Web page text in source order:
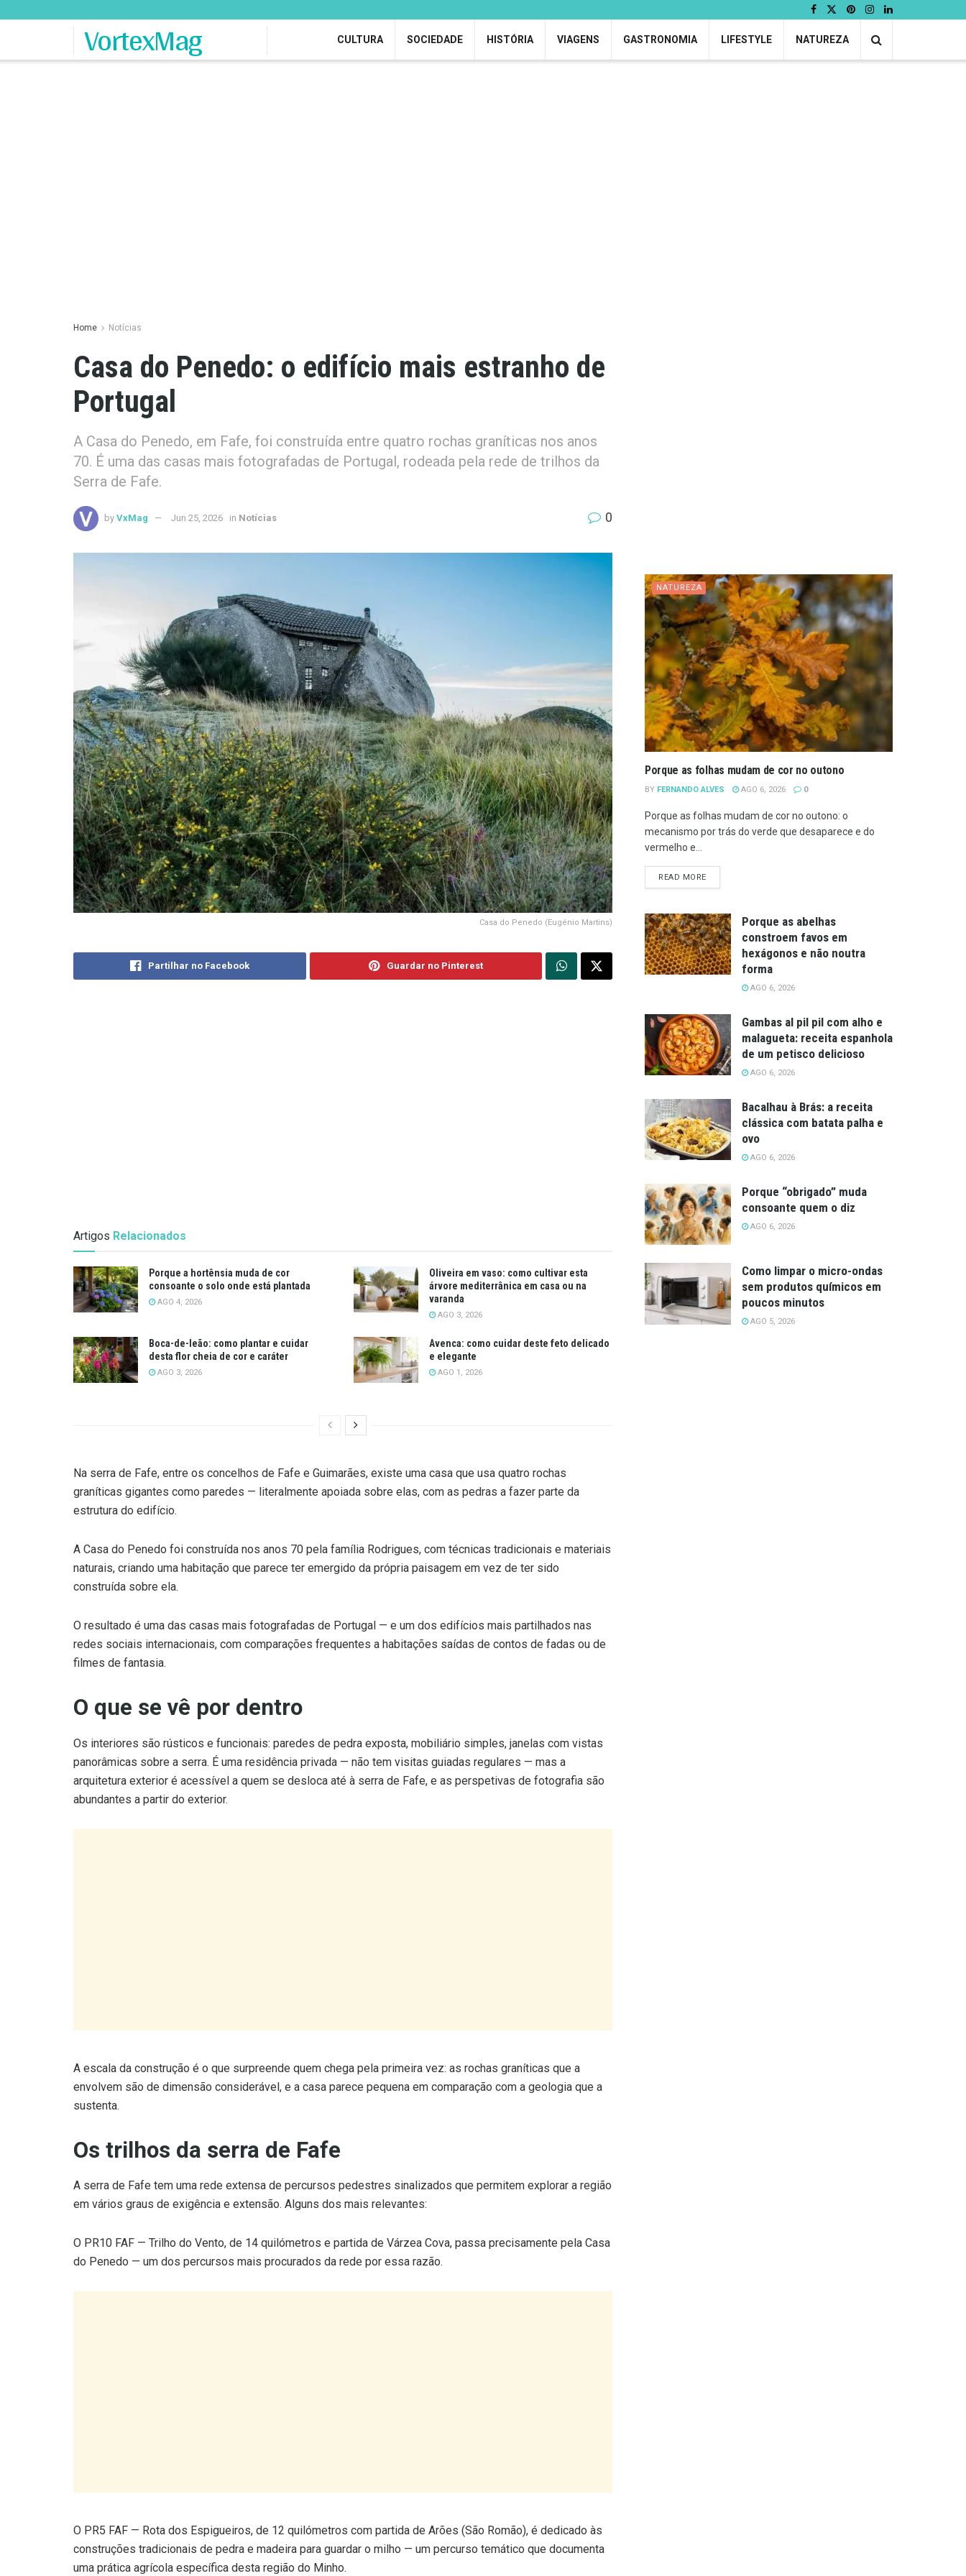
VortexMag CULTURA SOCIEDADE HISTÓRIA VIAGENS GASTRONOMIA LIFESTYLE NATUREZA
Home Notícias
Casa do Penedo: o edifício mais estranho de
Portugal
A Casa do Penedo, em Fafe, foi construída entre quatro rochas graníticas nos anos
70. É uma das casas mais fotografadas de Portugal, rodeada pela rede de trilhos da
Serra de Fafe.
by VxMag Jun 25, 2026 in Notícias 0
Casa do Penedo (Eugénio Martins)
Partilhar no Facebook Guardar no Pinterest
Artigos Relacionados
Porque a hortênsia muda de cor
consoante o solo onde está plantada
AGO 4, 2026
Oliveira em vaso: como cultivar esta
árvore mediterrânica em casa ou na
varanda
AGO 3, 2026
Boca-de-leão: como plantar e cuidar
desta flor cheia de cor e caráter
AGO 3, 2026
Avenca: como cuidar deste feto delicado
e elegante
AGO 1, 2026
Na serra de Fafe, entre os concelhos de Fafe e Guimarães, existe uma casa que usa quatro rochas
graníticas gigantes como paredes — literalmente apoiada sobre elas, com as pedras a fazer parte da
estrutura do edifício.
A Casa do Penedo foi construída nos anos 70 pela família Rodrigues, com técnicas tradicionais e materiais
naturais, criando uma habitação que parece ter emergido da própria paisagem em vez de ter sido
construída sobre ela.
O resultado é uma das casas mais fotografadas de Portugal — e um dos edifícios mais partilhados nas
redes sociais internacionais, com comparações frequentes a habitações saídas de contos de fadas ou de
filmes de fantasia.
O que se vê por dentro
Os interiores são rústicos e funcionais: paredes de pedra exposta, mobiliário simples, janelas com vistas
panorâmicas sobre a serra. É uma residência privada — não tem visitas guiadas regulares — mas a
arquitetura exterior é acessível a quem se desloca até à serra de Fafe, e as perspetivas de fotografia são
abundantes a partir do exterior.
sustenta.
A serra de Fafe tem uma rede extensa de percursos pedestres sinalizados que permitem explorar a região
O PR10 FAF — Trilho do Vento, de 14 quilómetros e partida de Várzea Cova, passa precisamente pela Casa
construções tradicionais de pedra e madeira para guardar o milho — um percurso temático que documenta
Para quem prefere menos exigência, o PR7 FAF — Caminhos de São João da Ramalheira, de 9 quilómetros,
é marcado pela presença constante de água, entre rios, fontes e levadas.
NATUREZA
Porque as folhas mudam de cor no outono
BY FERNANDO ALVES AGO 6, 2026 0
Porque as folhas mudam de cor no outono: o
mecanismo por trás do verde que desaparece e do
vermelho e...
READ MOREDETAILS
Porque as abelhas
constroem favos em
hexágonos e não noutra
forma
AGO 6, 2026
Gambas al pil pil com alho e
malagueta: receita espanhola
de um petisco delicioso
AGO 6, 2026
Bacalhau à Brás: a receita
clássica com batata palha e
ovo
AGO 6, 2026
Porque “obrigado” muda
consoante quem o diz
AGO 6, 2026
Como limpar o micro-ondas
sem produtos químicos em
poucos minutos
AGO 5, 2026